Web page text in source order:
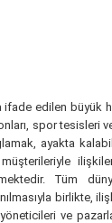
ifade edilen büyük
spor tesisleri
ayakta
Tüm
birlikte,
ve